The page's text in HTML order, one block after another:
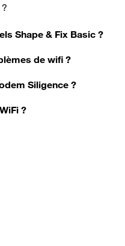
Shape & Fix Basic ?
de wifi ?
Siligence ?
?